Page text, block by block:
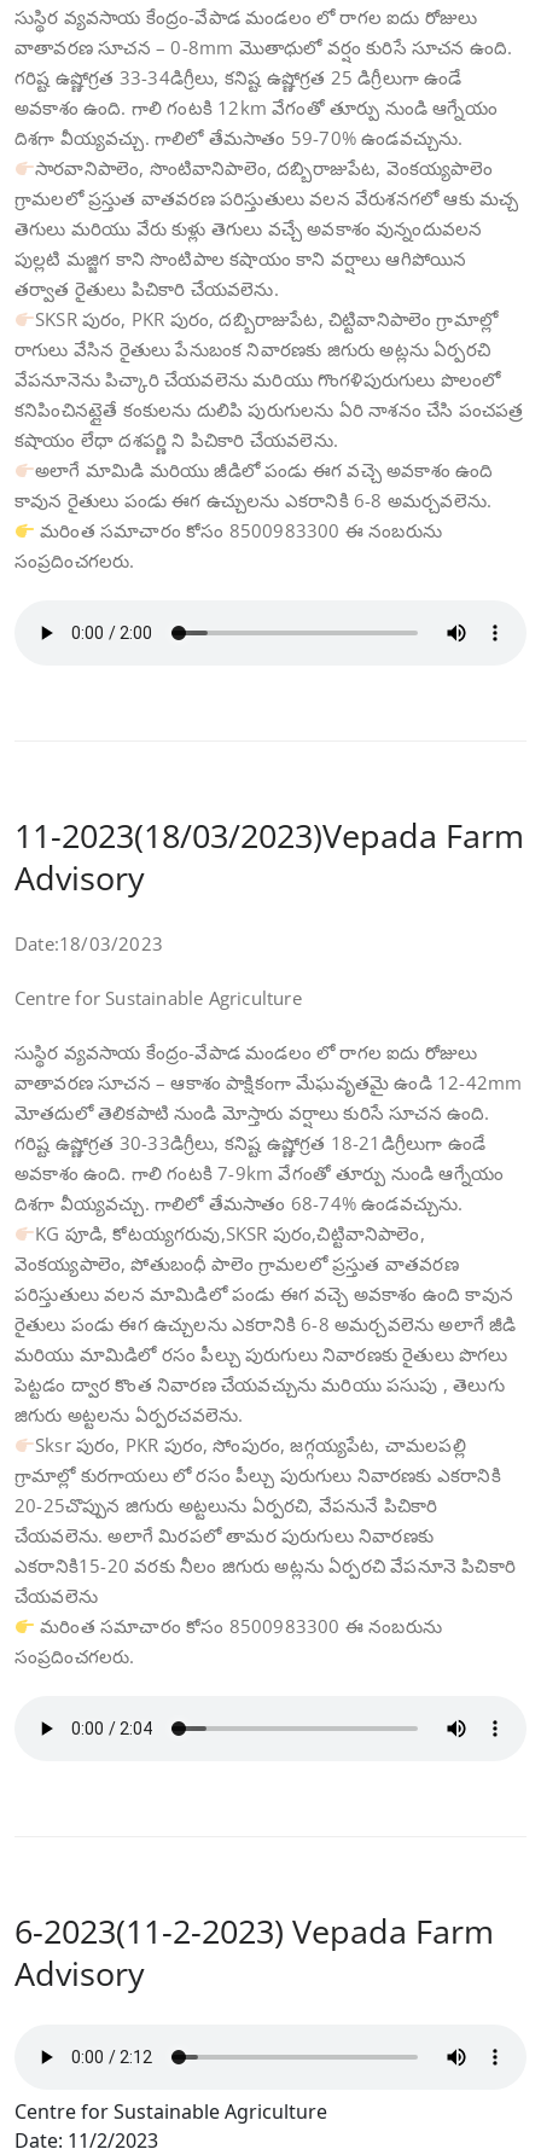
సుస్థిర వ్యవసాయ కేంద్రం-వేపాడ మండలం లో రాగల ఐదు రోజులు
వాతావరణ సూచన – 0-8mm మొతాధులో వర్షం కురిసే సూచన ఉంది.
గరిష్ట ఉష్ణోగ్రత 33-34డిగ్రీలు, కనిష్ట ఉష్ణోగ్రత 25 డిగ్రీలుగా ఉండే
అవకాశం ఉంది. గాలి గంటకి 12km వేగంతో తూర్పు నుండి ఆగ్నేయం
దిశగా వీయ్యవచ్చు. గాలిలో తేమసాతం 59-70% ఉండవచ్చును.
సారవానిపాలెం, సొంటివానిపాలెం, దబ్బిరాజుపేట, వెంకయ్యపాలెం
గ్రామలలో ప్రస్తుత వాతవరణ పరిస్తుతులు వలన వేరుశనగలో ఆకు మచ్చ
తెగులు మరియు వేరు కుళ్లు తెగులు వచ్చే అవకాశం వున్నందువలన
పుల్లటి మజ్జిగ కాని సొంటిపాల కషాయం కాని వర్షాలు ఆగిపోయిన
తర్వాత రైతులు పిచికారి చేయవలెను.
SKSR పురం, PKR పురం, దబ్బిరాజుపేట, చిట్టివానిపాలెం గ్రామాల్లో
రాగులు వేసిన రైతులు పేనుబంక నివారణకు జిగురు అట్లను ఏర్పరచి
వేపనూనెను పిచ్కారి చేయవలెను మరియు గొంగళిపురుగులు పొలంలో
కనిపించినట్లైతే కంకులను దులిపి పురుగులను ఏరి నాశనం చేసి పంచపత్ర
కషాయం లేధా దశపర్ణి ని పిచికారి చేయవలెను.
అలాగే మామిడి మరియు జీడిలో పండు ఈగ వచ్చె అవకాశం ఉంది
కావున రైతులు పండు ఈగ ఉచ్చులను ఎకరానికి 6-8 అమర్చవలెను.
మరింత సమాచారం కోసం 8500983300 ఈ నంబరును
సంప్రదించగలరు.
11-2023(18/03/2023)Vepada Farm
Advisory
Date:18/03/2023
Centre for Sustainable Agriculture
సుస్థిర వ్యవసాయ కేంద్రం-వేపాడ మండలం లో రాగల ఐదు రోజులు
వాతావరణ సూచన – ఆకాశం పాక్షికంగా మేఘవృతమై ఉండి 12-42mm
మోతదులో తెలికపాటి నుండి మోస్తారు వర్షాలు కురిసే సూచన ఉంది.
గరిష్ట ఉష్ణోగ్రత 30-33డిగ్రీలు, కనిష్ట ఉష్ణోగ్రత 18-21డిగ్రీలుగా ఉండే
అవకాశం ఉంది. గాలి గంటకి 7-9km వేగంతో తూర్పు నుండి ఆగ్నేయం
దిశగా వీయ్యవచ్చు. గాలిలో తేమసాతం 68-74% ఉండవచ్చును.
KG పూడి, కోటయ్యగరువు,SKSR పురం,చిట్టివానిపాలెం,
వెంకయ్యపాలెం, పోతుబంధీ పాలెం గ్రామలలో ప్రస్తుత వాతవరణ
పరిస్తుతులు వలన మామిడిలో పండు ఈగ వచ్చె అవకాశం ఉంది కావున
రైతులు పండు ఈగ ఉచ్చులను ఎకరానికి 6-8 అమర్చవలెను అలాగే జీడి
మరియు మామిడిలో రసం పీల్చు పురుగులు నివారణకు రైతులు పొగలు
పెట్టడం ద్వార కొంత నివారణ చేయవచ్చును మరియు పసుపు , తెలుగు
జిగురు అట్టలను ఏర్పరచవలెను.
Sksr పురం, PKR పురం, సోంపురం, జగ్గయ్యపేట, చామలపల్లి
గ్రామాల్లో కురగాయలు లో రసం పీల్చు పురుగులు నివారణకు ఎకరానికి
20-25చొప్పున జిగురు అట్టలును ఏర్పరచి, వేపనునే పిచికారి
చేయవలెను. అలాగే మిరపలో తామర పురుగులు నివారణకు
ఎకరానికి15-20 వరకు నీలం జిగురు అట్లను ఏర్పరచి వేపనూనె పిచికారి
చేయవలెను
మరింత సమాచారం కోసం 8500983300 ఈ నంబరును
సంప్రదించగలరు.
6-2023(11-2-2023) Vepada Farm
Advisory
Centre for Sustainable Agriculture
Date: 11/2/2023